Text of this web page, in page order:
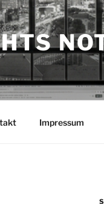
Impressum